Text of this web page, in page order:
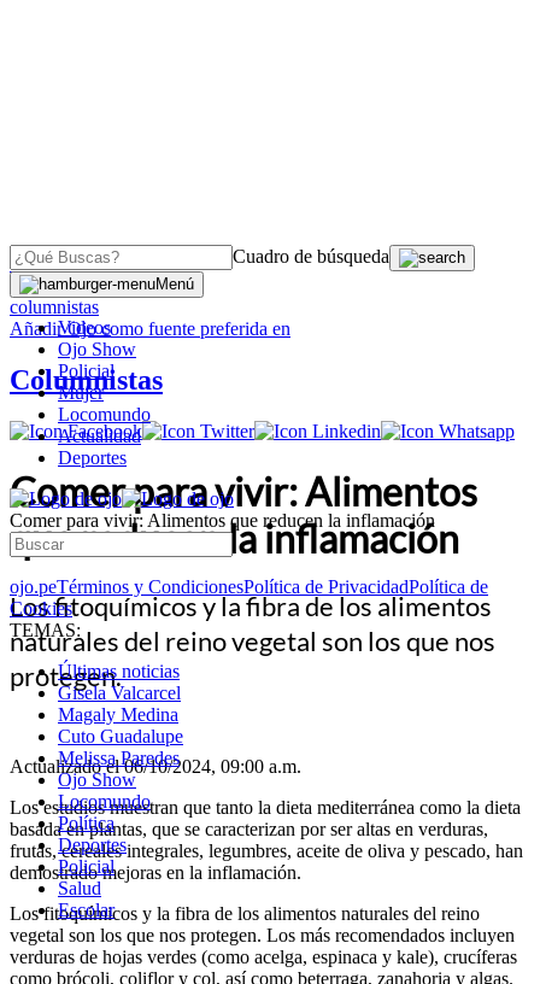
Cuadro de búsqueda
Menú
Videos
Ojo Show
Policial
Mujer
Locomundo
Actualidad
Deportes
Comer para vivir: Alimentos que reducen la inflamación
ojo.peTérminos y CondicionesPolítica de PrivacidadPolítica de
Cookies
TEMAS:
Últimas noticias
Gisela Valcarcel
Magaly Medina
Cuto Guadalupe
Melissa Paredes
Ojo Show
Locomundo
Política
Deportes
Policial
Salud
Escolar
OJO
columnistas
AñadirOjocomo fuente preferida en
Columnistas
Comer para vivir: Alimentos
que reducen la inflamación
Los fitoquímicos y la fibra de los alimentos
naturales del reino vegetal son los que nos
protegen.
Actualizado el 06/10/2024, 09:00 a.m.
Los estudios muestran que tanto la dieta mediterránea como la dieta
basada en plantas, que se caracterizan por ser altas en verduras,
frutas, cereales integrales, legumbres, aceite de oliva y pescado, han
demostrado mejoras en la inflamación.
Los fitoquímicos y la fibra de los alimentos naturales del reino
vegetal son los que nos protegen. Los más recomendados incluyen
verduras de hojas verdes (como acelga, espinaca y kale), crucíferas
como brócoli, coliflor y col, así como beterraga, zanahoria y algas.